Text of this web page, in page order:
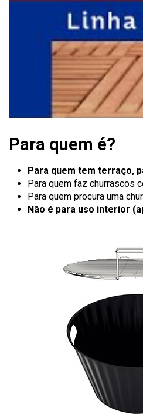
Para quem é?
Para quem tem terraço,
Para quem faz churrascos
Para quem procura uma
Não é para uso interior